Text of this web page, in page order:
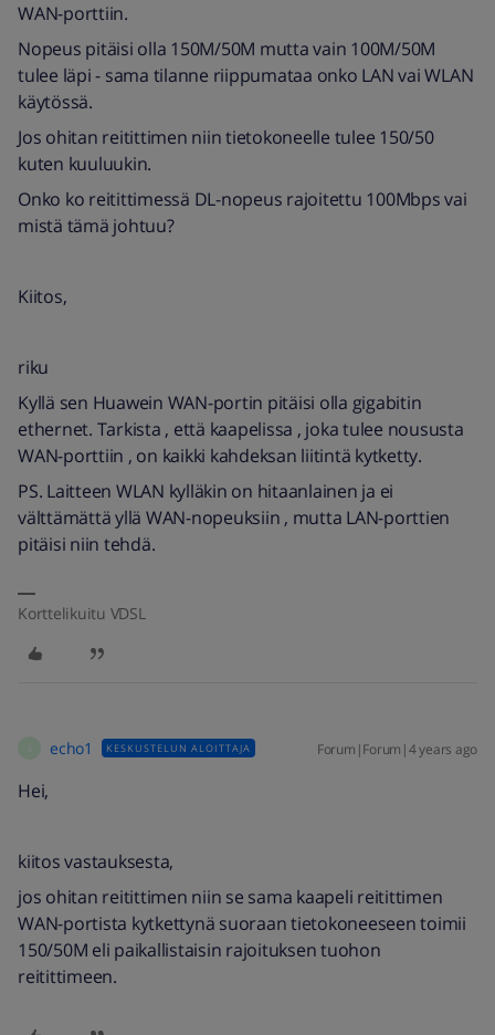
WAN-porttiin.
Nopeus pitäisi olla 150M/50M mutta vain 100M/50M
tulee läpi - sama tilanne riippumataa onko LAN vai WLAN
käytössä.
Jos ohitan reitittimen niin tietokoneelle tulee 150/50
kuten kuuluukin.
Onko ko reitittimessä DL-nopeus rajoitettu 100Mbps vai
mistä tämä johtuu?
Kiitos,
riku
Kyllä sen Huawein WAN-portin pitäisi olla gigabitin
ethernet. Tarkista , että kaapelissa , joka tulee noususta
WAN-porttiin , on kaikki kahdeksan liitintä kytketty.
PS. Laitteen WLAN kylläkin on hitaanlainen ja ei
välttämättä yllä WAN-nopeuksiin , mutta LAN-porttien
pitäisi niin tehdä.
Korttelikuitu VDSL
echo1 KESKUSTELUN ALOITTAJA Forum|Forum|4 years ago
Hei,
kiitos vastauksesta,
jos ohitan reitittimen niin se sama kaapeli reitittimen
WAN-portista kytkettynä suoraan tietokoneeseen toimii
150/50M eli paikallistaisin rajoituksen tuohon
reitittimeen.